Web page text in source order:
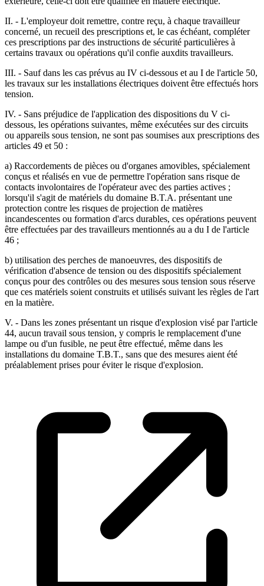
II. - L'employeur doit remettre, contre reçu, à chaque travailleur
concerné, un recueil des prescriptions et, le cas échéant, compléter
ces prescriptions par des instructions de sécurité particulières à
certains travaux ou opérations qu'il confie auxdits travailleurs.
III. - Sauf dans les cas prévus au IV ci-dessous et au I de l'article 50,
les travaux sur les installations électriques doivent être effectués hors
tension.
IV. - Sans préjudice de l'application des dispositions du V ci-
dessous, les opérations suivantes, même exécutées sur des circuits
ou appareils sous tension, ne sont pas soumises aux prescriptions des
articles 49 et 50 :
a) Raccordements de pièces ou d'organes amovibles, spécialement
conçus et réalisés en vue de permettre l'opération sans risque de
contacts involontaires de l'opérateur avec des parties actives ;
lorsqu'il s'agit de matériels du domaine B.T.A. présentant une
protection contre les risques de projection de matières
incandescentes ou formation d'arcs durables, ces opérations peuvent
être effectuées par des travailleurs mentionnés au a du I de l'article
46 ;
b) utilisation des perches de manoeuvres, des dispositifs de
vérification d'absence de tension ou des dispositifs spécialement
conçus pour des contrôles ou des mesures sous tension sous réserve
que ces matériels soient construits et utilisés suivant les règles de l'art
en la matière.
V. - Dans les zones présentant un risque d'explosion visé par l'article
44, aucun travail sous tension, y compris le remplacement d'une
lampe ou d'un fusible, ne peut être effectué, même dans les
installations du domaine T.B.T., sans que des mesures aient été
préalablement prises pour éviter le risque d'explosion.